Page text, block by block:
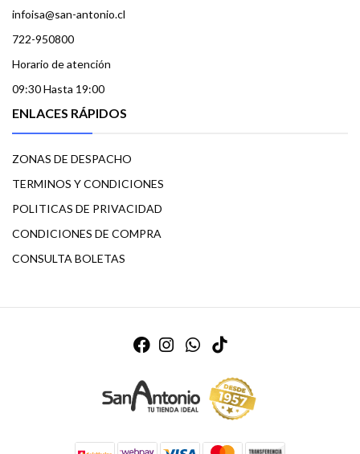
infoisa@san-antonio.cl
722-950800
Horario de atención
09:30 Hasta 19:00
ENLACES RÁPIDOS
ZONAS DE DESPACHO
TERMINOS Y CONDICIONES
POLITICAS DE PRIVACIDAD
CONDICIONES DE COMPRA
CONSULTA BOLETAS